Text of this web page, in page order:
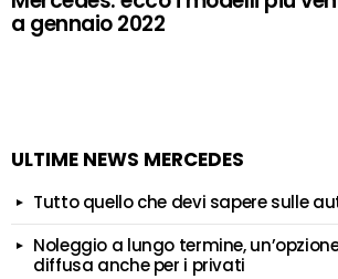
a gennaio 2022
ULTIME NEWS MERCEDES
Tutto quello che devi sapere sulle
Noleggio a lungo termine,
diffusa anche per i privati